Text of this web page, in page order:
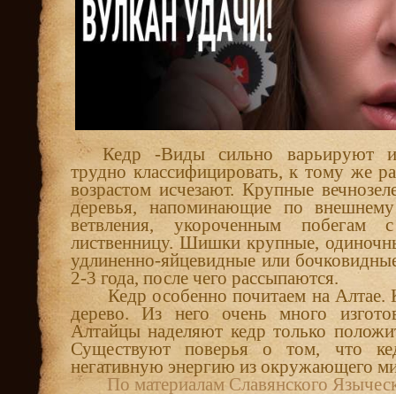
Кедр -Виды сильно варьируют и
трудно классифицировать, к тому же
возрастом исчезают. Крупные
деревья, напоминающие по
ветвления, укороченным побегам
лиственницу. Шишки крупные,
удлиненно-яйцевидные или
2-3 года, после чего рассыпаются.
Кедр особенно почитаем на Алтае.
дерево. Из него очень много
Алтайцы наделяют кедр только
Существуют поверья о том, что
негативную энергию из окружающего
По материалам Славянского